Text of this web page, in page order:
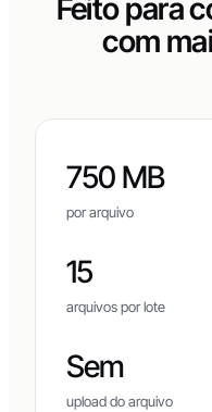
Feito para
com
750 MB
por arquivo
15
arquivos por lote
Sem
upload do arquivo